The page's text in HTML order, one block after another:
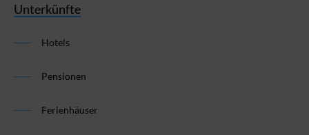
Unterkünfte
Hotels
Pensionen
Ferienhäuser